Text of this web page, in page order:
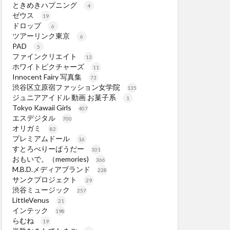
ときめきハプニング 4
ゼウス 19
ドロップ 6
ツアーリンク東京 6
PAD 5
ファインクリエイト 13
ホワイトピクチャーズ 11
Innocent Fairy 写真集 73
渋谷区立原宿ファッション女学院 135
ジュニアアイドル 動画 お菓子系 1
Tokyo Kawaii Girls 407
エスデジタル 700
オリガミ 82
プレミアムドール 16
すとろべりーぱうだー 101
おもいで。（memories) 366
M.B.D.メディアブランド 228
サンクプロジェクト 29
渋谷ミュージック 257
LittleVenus 21
インテック 198
らむね 19